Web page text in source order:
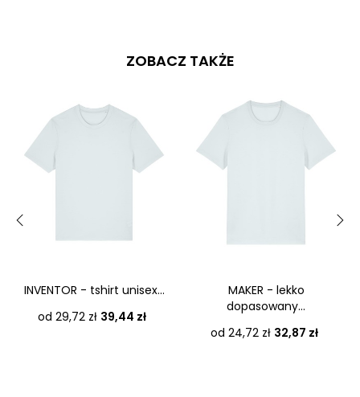
ZOBACZ TAKŻE
INVENTOR - tshirt unisex...
od 29,72 zł Cena
39,44 zł
MAKER - lekko
dopasowany...
od 24,72 zł Cena
32,87 zł